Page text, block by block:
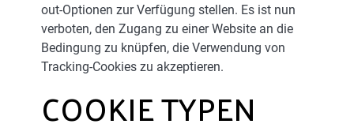
out-Optionen zur Verfügung stellen. Es ist nun
verboten, den Zugang zu einer Website an die
Bedingung zu knüpfen, die Verwendung von
Tracking-Cookies zu akzeptieren.
COOKIE TYPEN